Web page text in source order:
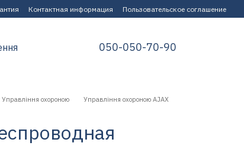
Контактная информация Пользовательское соглашение
050-050-70-90
Управління охороною
Управління охороною AJAX